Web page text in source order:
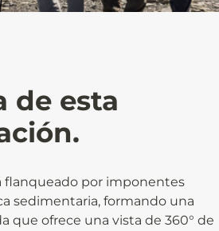
de esta
flanqueado por imponentes
sedimentaria, formando una
que ofrece una vista de 360° de